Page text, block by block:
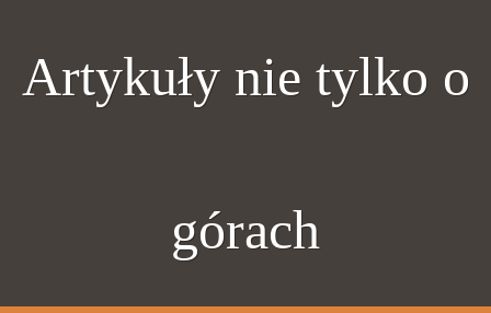
Artykuły nie tylko o
górach